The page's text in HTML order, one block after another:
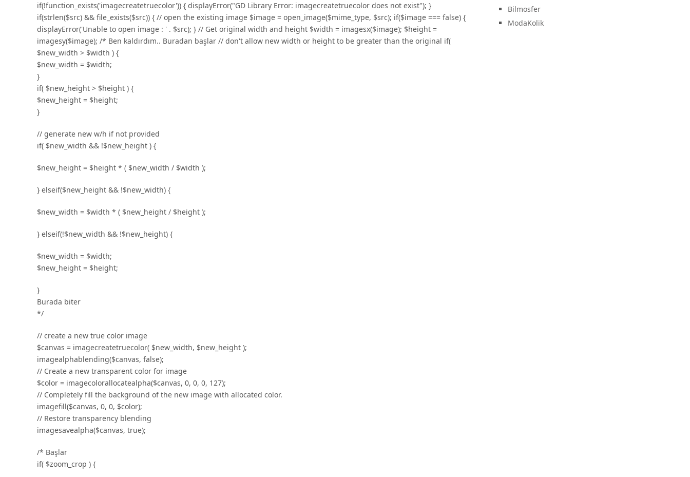
if(!function_exists('imagecreatetruecolor')) { displayError("GD Library Error: imagecreatetruecolor does not exist"); }
if(strlen($src) && file_exists($src)) { // open the existing image $image = open_image($mime_type, $src); if($image === false) {
displayError('Unable to open image : ' . $src); } // Get original width and height $width = imagesx($image); $height =
imagesy($image); /* Ben kaldırdım.. Buradan başlar // don't allow new width or height to be greater than the original if(
$new_width > $width ) {
$new_width = $width;
}
if( $new_height > $height ) {
$new_height = $height;
}
// generate new w/h if not provided
if( $new_width && !$new_height ) {
$new_height = $height * ( $new_width / $width );
} elseif($new_height && !$new_width) {
$new_width = $width * ( $new_height / $height );
} elseif(!$new_width && !$new_height) {
$new_width = $width;
$new_height = $height;
}
Burada biter
*/
// create a new true color image
$canvas = imagecreatetruecolor( $new_width, $new_height );
imagealphablending($canvas, false);
// Create a new transparent color for image
$color = imagecolorallocatealpha($canvas, 0, 0, 0, 127);
// Completely fill the background of the new image with allocated color.
imagefill($canvas, 0, 0, $color);
// Restore transparency blending
imagesavealpha($canvas, true);
/* Başlar
if( $zoom_crop ) {
Bilmosfer
ModaKolik